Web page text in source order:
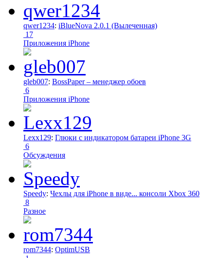
qwer1234: iBlueNova 2.0.1 (Вылеченная)
17
Приложения iPhone
gleb007: BossPaper – менеджер обоев
6
Приложения iPhone
Lexx129: Глюки с индикатором батареи iPhone 3G
6
Обсуждения
Speedy: Чехлы для iPhone в виде... консоли Xbox 360
8
Разное
rom7344: OptimUSB